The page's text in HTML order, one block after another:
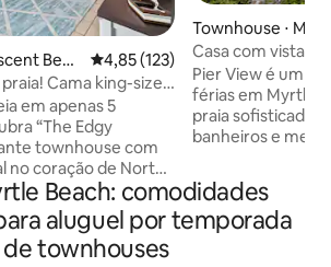
Beac
4,85 de uma avaliação média de
4,85 (123)
Cama king-size
em apenas 5
“The Edgy
townhouse com
no coração de North
frente ao Barefoot
o equilíbrio
à beira-mar e
comércios e
Townhouse ⋅
Casa com vista
pessoas | Aceita
Pier View é um
férias em Myrtle
praia sofisticada
banheiros e meio,
animais de
para 10 pessoas,
com um espaço
office, TVs
Beach: comodidades
aluguel por temporada
de townhouses